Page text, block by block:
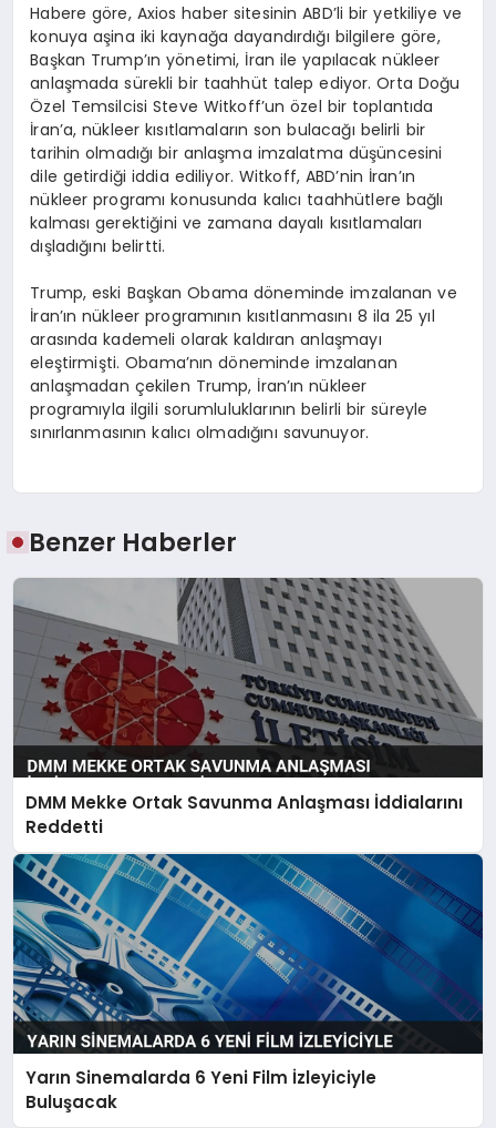
Habere göre, Axios haber sitesinin ABD’li bir yetkiliye ve
konuya aşina iki kaynağa dayandırdığı bilgilere göre,
Başkan Trump’ın yönetimi, İran ile yapılacak nükleer
anlaşmada sürekli bir taahhüt talep ediyor. Orta Doğu
Özel Temsilcisi Steve Witkoff’un özel bir toplantıda
İran’a, nükleer kısıtlamaların son bulacağı belirli bir
tarihin olmadığı bir anlaşma imzalatma düşüncesini
dile getirdiği iddia ediliyor. Witkoff, ABD’nin İran’ın
nükleer programı konusunda kalıcı taahhütlere bağlı
kalması gerektiğini ve zamana dayalı kısıtlamaları
dışladığını belirtti.
Trump, eski Başkan Obama döneminde imzalanan ve
İran’ın nükleer programının kısıtlanmasını 8 ila 25 yıl
arasında kademeli olarak kaldıran anlaşmayı
eleştirmişti. Obama’nın döneminde imzalanan
anlaşmadan çekilen Trump, İran’ın nükleer
programıyla ilgili sorumluluklarının belirli bir süreyle
sınırlanmasının kalıcı olmadığını savunuyor.
Benzer Haberler
DMM Mekke Ortak Savunma Anlaşması İddialarını
Reddetti
Yarın Sinemalarda 6 Yeni Film İzleyiciyle
Buluşacak